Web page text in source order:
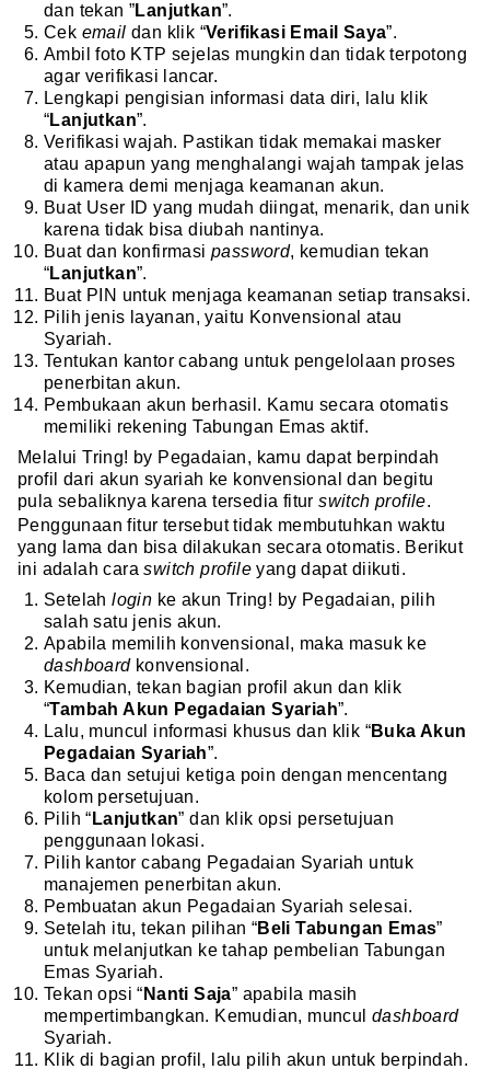
dan tekan ”Lanjutkan”.
Cek emaildan klik “Verifikasi Email Saya”.
Ambil foto KTP sejelas mungkin dan tidak terpotong
agar verifikasi lancar.
Lengkapi pengisian informasi data diri, lalu klik
“Lanjutkan”.
Verifikasi wajah. Pastikan tidak memakai masker
atau apapun yang menghalangi wajah tampak jelas
di kamera demi menjaga keamanan akun.
Buat User ID yang mudah diingat, menarik, dan unik
karena tidak bisa diubah nantinya.
Buat dan konfirmasi password, kemudian tekan
“Lanjutkan”.
Buat PIN untuk menjaga keamanan setiap transaksi.
Pilih jenis layanan, yaitu Konvensional atau
Syariah.
Tentukan kantor cabang untuk pengelolaan proses
penerbitan akun.
Pembukaan akun berhasil. Kamu secara otomatis
memiliki rekening Tabungan Emas aktif.
Melalui Tring! by Pegadaian, kamu dapat berpindah
profil dari akun syariah ke konvensional dan begitu
pula sebaliknya karena tersedia fiturswitch profile.
Penggunaan fitur tersebut tidak membutuhkan waktu
yang lama dan bisa dilakukan secara otomatis. Berikut
ini adalah caraswitch profile yang dapat diikuti.
Setelahlogin ke akun Tring! by Pegadaian, pilih
salah satu jenis akun.
Apabila memilih konvensional, maka masuk ke
dashboard konvensional.
Kemudian, tekan bagian profil akun dan klik
“Tambah Akun Pegadaian Syariah”.
Lalu, muncul informasi khusus dan klik “Buka Akun
Pegadaian Syariah”.
Baca dan setujui ketiga poin dengan mencentang
kolom persetujuan.
Pilih “ Lanjutkan” dan klik opsi persetujuan
penggunaan lokasi.
Pilih kantor cabang Pegadaian Syariah untuk
manajemen penerbitan akun.
Pembuatan akun Pegadaian Syariah selesai.
Setelah itu, tekan pilihan “Beli Tabungan Emas”
untuk melanjutkan ke tahap pembelian Tabungan
Emas Syariah.
Tekan opsi “ Nanti Saja” apabila masih
mempertimbangkan. Kemudian, muncul dashboard
Syariah.
Klik di bagian profil, lalu pilih akun untuk berpindah.